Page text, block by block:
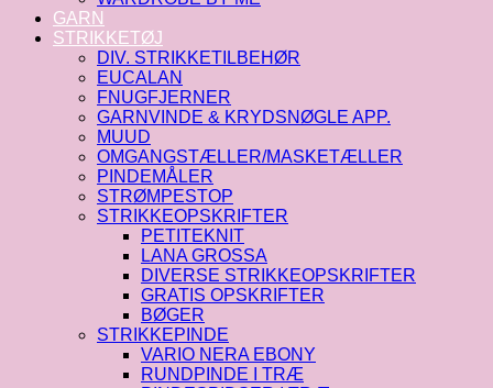
GARN
STRIKKETØJ
DIV. STRIKKETILBEHØR
EUCALAN
FNUGFJERNER
GARNVINDE & KRYDSNØGLE APP.
MUUD
OMGANGSTÆLLER/MASKETÆLLER
PINDEMÅLER
STRØMPESTOP
STRIKKEOPSKRIFTER
PETITEKNIT
LANA GROSSA
DIVERSE STRIKKEOPSKRIFTER
GRATIS OPSKRIFTER
BØGER
STRIKKEPINDE
VARIO NERA EBONY
RUNDPINDE I TRÆ